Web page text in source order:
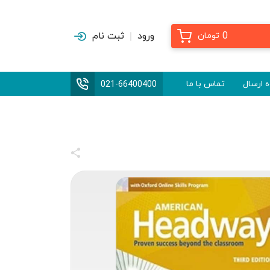
0 تومان ورود ثبت نام
ارسال تماس با ما 021-66400400